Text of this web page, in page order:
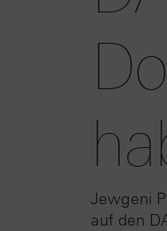
Jewgeni
auf den